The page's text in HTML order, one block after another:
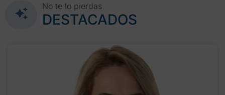
No te lo pierdas
DESTACADOS